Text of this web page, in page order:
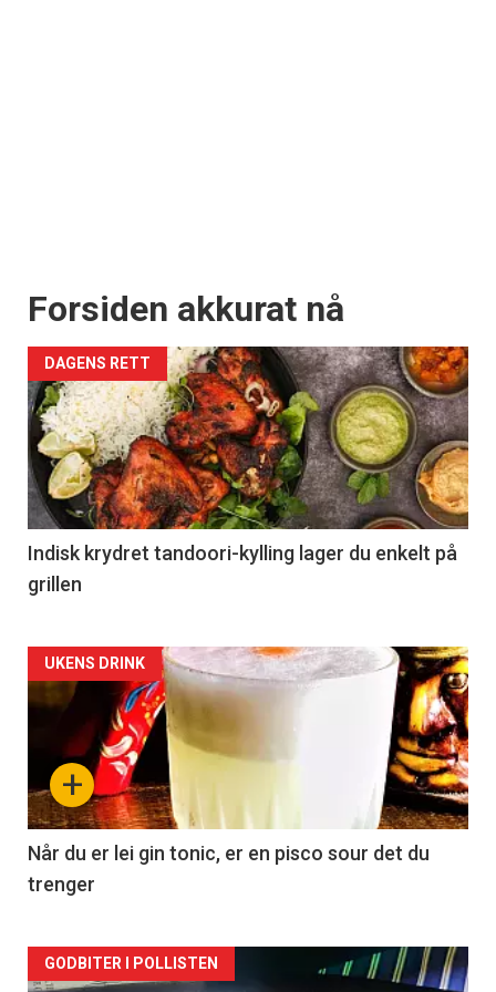
Forsiden akkurat nå
DAGENS RETT
Indisk krydret tandoori-kylling lager du enkelt på
grillen
Forsiden
akkurat
nå
-
2
+
UKENS DRINK
Når du er lei gin tonic, er en pisco sour det du
trenger
Forsiden
GODBITER I POLLISTEN